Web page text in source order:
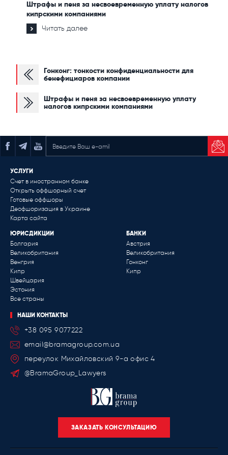
Штрафы и пеня за несвоевременную уплату налогов
кипрскими компаниями
Читать далее
Гонконг: тонкости конфиденциальности для
бенефициаров компании
Штрафы и пеня за несвоевременную уплату
налогов кипрскими компаниями
ЗАКАЗАТЬ КОНСУЛЬТАЦИЮ
УСЛУГИ
Счет в иностранном банке
Открыть оффшорный счет
Готовые оффшоры
Деофшоризация в Украине
Карта сайта
ЮРИСДИКЦИИ
Болгария
Великобритания
Венгрия
Кипр
Швейцария
Эстония
Все страны
БАНКИ
Австрия
Великобритания
Гонконг
Кипр
НАШИ КОНТАКТЫ
+38 095 9077222
email@bramagroup.com.ua
переулок Михайловский 9-a офис 4
@BramaGroup_Lawyers